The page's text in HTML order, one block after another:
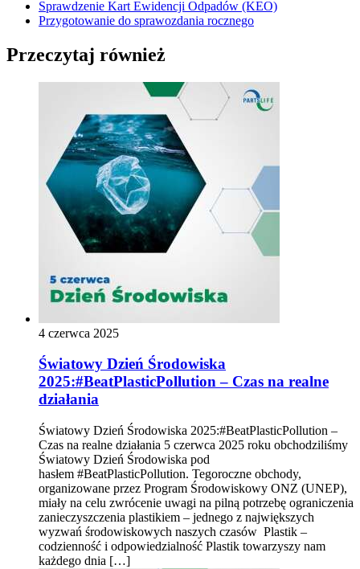
Sprawdzenie Kart Ewidencji Odpadów (KEO)
Przygotowanie do sprawozdania rocznego
Przeczytaj również
4 czerwca 2025
Światowy Dzień Środowiska
2025:#BeatPlasticPollution – Czas na realne
działania
Światowy Dzień Środowiska 2025:#BeatPlasticPollution –
Czas na realne działania 5 czerwca 2025 roku obchodziliśmy
Światowy Dzień Środowiska pod
hasłem #BeatPlasticPollution. Tegoroczne obchody,
organizowane przez Program Środowiskowy ONZ (UNEP),
miały na celu zwrócenie uwagi na pilną potrzebę ograniczenia
zanieczyszczenia plastikiem – jednego z największych
wyzwań środowiskowych naszych czasów Plastik –
codzienność i odpowiedzialność Plastik towarzyszy nam
każdego dnia […]